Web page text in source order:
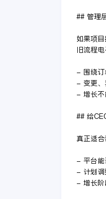
## 管理
如果项
旧流程
- 围绕订
- 变更、
- 增长不
## 给
真正适
- 平台能
- 计划调
- 增长阶